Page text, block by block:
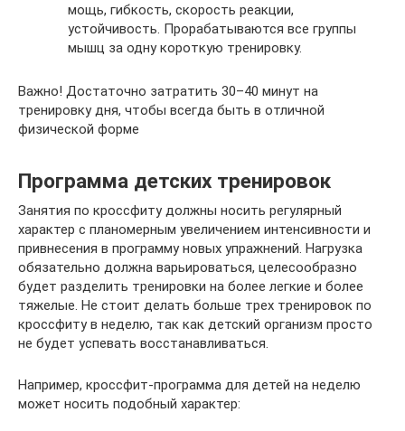
мощь, гибкость, скорость реакции,
устойчивость. Прорабатываются все группы
мышц за одну короткую тренировку.
Важно! Достаточно затратить 30–40 минут на
тренировку дня, чтобы всегда быть в отличной
физической форме
Программа детских тренировок
Занятия по кроссфиту должны носить регулярный
характер с планомерным увеличением интенсивности и
привнесения в программу новых упражнений. Нагрузка
обязательно должна варьироваться, целесообразно
будет разделить тренировки на более легкие и более
тяжелые. Не стоит делать больше трех тренировок по
кроссфиту в неделю, так как детский организм просто
не будет успевать восстанавливаться.
Например, кроссфит-программа для детей на неделю
может носить подобный характер: